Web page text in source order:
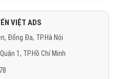
VIỆT ADS
Đống Đa, TP.Hà Nội
1, TP.Hồ Chí Minh